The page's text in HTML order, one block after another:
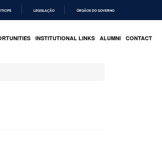
LEGISLAÇÃO ÓRGÃOS DO GOVERNO
INSTITUTIONAL LINKS ALUMNI CONTACT